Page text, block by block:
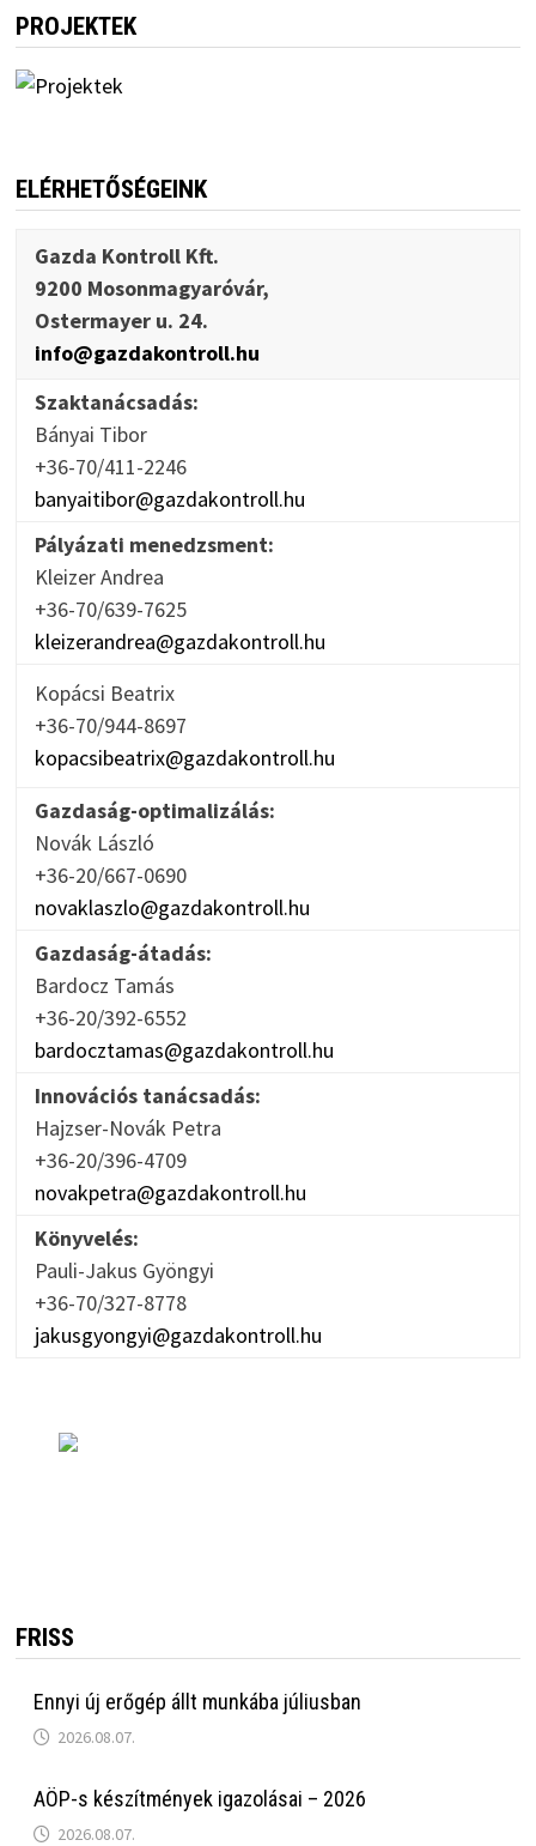
PROJEKTEK
ELÉRHETŐSÉGEINK
Gazda Kontroll Kft.
9200 Mosonmagyaróvár,
Ostermayer u. 24.
info@gazdakontroll.hu
Szaktanácsadás:
Bányai Tibor
+36-70/411-2246
banyaitibor@gazdakontroll.hu
Pályázati menedzsment:
Kleizer Andrea
+36-70/639-7625
kleizerandrea@gazdakontroll.hu
Kopácsi Beatrix
+36-70/944-8697
kopacsibeatrix@gazdakontroll.hu
Gazdaság-optimalizálás:
Novák László
+36-20/667-0690
novaklaszlo@gazdakontroll.hu
Gazdaság-átadás:
Bardocz Tamás
+36-20/392-6552
bardocztamas@gazdakontroll.hu
Innovációs tanácsadás:
Hajzser-Novák Petra
+36-20/396-4709
novakpetra@gazdakontroll.hu
Könyvelés:
Pauli-Jakus Gyöngyi
+36-70/327-8778
jakusgyongyi@gazdakontroll.hu
FRISS
Ennyi új erőgép állt munkába júliusban
2026.08.07.
AÖP-s készítmények igazolásai – 2026
2026.08.07.